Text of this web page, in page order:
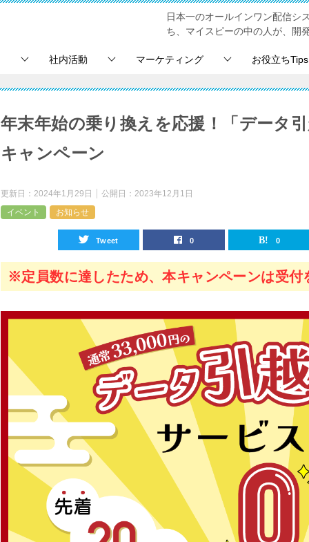
日本一のオールインワン配信シ
ち、マイスピーの中の人が、開
社内活動 マーケティング お役立ちTips
年末年始の乗り換えを応援！「データ
キャンペーン
更新日： 2024年1月29日 公開日： 2023年12月1日
イベント
お知らせ
Tweet 0 0
※定員数に達したため、本キャンペーンは受付